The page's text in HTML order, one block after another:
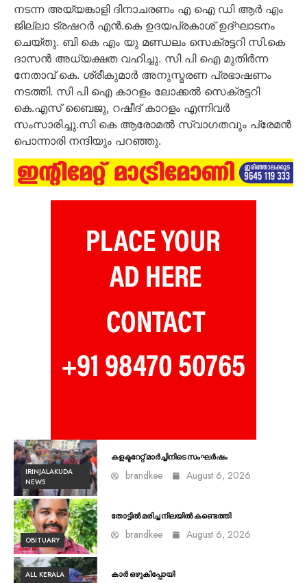
നടന്ന അയ്യങ്കാളി ദിനാചരണം എ ഐ ഡി ആർ എം
ജില്ലാ ട്രഷറർ എൻ.കെ ഉദയപ്രകാശ് ഉദ്ഘാടനം
ചെയ്തു. ബി കെ എം യു മണ്ഡലം സെക്രട്ടറി സി.കെ
ദാസൻ അധ്യക്ഷത വഹിച്ചു. സി പി ഐ മുതിർന്ന
നേതാവ് കെ. ശ്രീകുമാർ അനുസ്മരണ പ്രഭാഷണം
നടത്തി. സി പി ഐ കാറളം ലോക്കൽ സെക്രട്ടറി
കെ.എസ് ബൈജു, റഷീദ് കാറളം എന്നിവർ
സംസാരിച്ചു.സി കെ ആരോമൽ സ്വാഗതവും പ്രേമൻ
പൊന്നാരി നന്ദിയും പറഞ്ഞു.
IRINJALAKUDA
NEWS
കളക്ടറേറ്റ് മാർച്ചിനിടെ സംഘർഷം
brandkee August 6, 2026
OBITUARY
തോട്ടിൽ മരിച്ച നിലയിൽ കണ്ടെത്തി
brandkee August 6, 2026
ALL KERALA കാർ ഒഴുകിപ്പോയി